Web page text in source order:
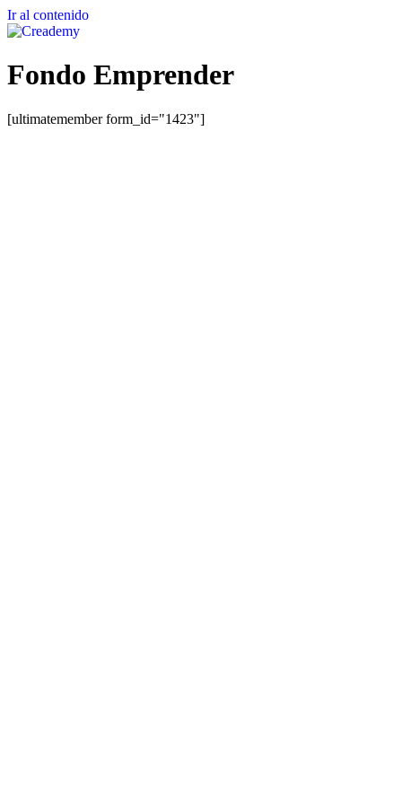
Ir al contenido
Fondo Emprender
[ultimatemember form_id="1423"]